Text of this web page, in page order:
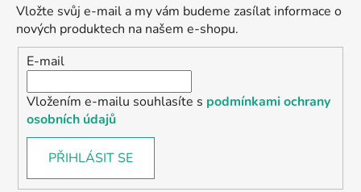
Vložte svůj e-mail a my vám budeme zasílat informace o
nových produktech na našem e-shopu.
E-mail
Vložením e-mailu souhlasíte s podmínkami ochrany
osobních údajů
PŘIHLÁSIT SE